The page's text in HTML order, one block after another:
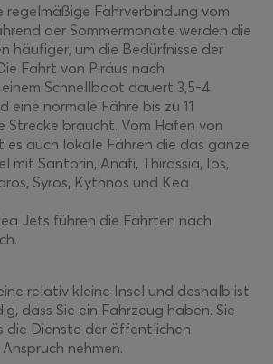
regelmäßige Fährverbindung vom
der Sommermonate werden die
häufiger, um die Bedürfnisse der
Fahrt von Piräus nach
Schnellboot dauert 3,5-4
eine normale Fähre bis zu 11
Strecke braucht. Vom Hafen von
es auch lokale Fähren die das ganze
mit Santorin, Anafi, Thirassia, Ios,
Syros, Kythnos und Kea
Jets führen die Fahrten nach
relativ kleine Insel und deshalb ist
dass Sie ein Fahrzeug haben. Sie
die Dienste der öffentlichen
nehmen.